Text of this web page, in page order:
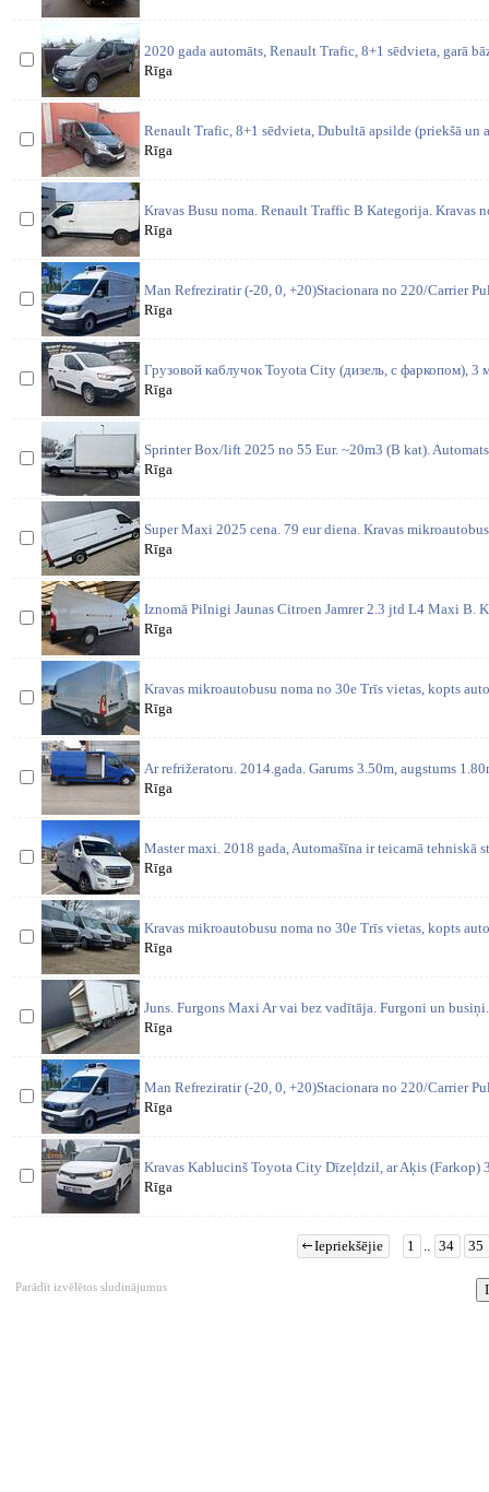
2020 gada automāts, Renault Trafic, 8+1 sēdvieta, garā
Rīga
Renault Trafic, 8+1 sēdvieta, Dubultā apsilde (priekšā un
Rīga
Kravas Busu noma. Renault Traffic B Kategorija. Kravas
Rīga
Man Refreziratir (-20, 0, +20)Stacionara no 220/Carrier
Rīga
Грузовой каблучок Toyota City (дизель, с фаркопом), 3
Rīga
Sprinter Box/lift 2025 no 55 Eur. ~20m3 (B kat).
Rīga
Super Maxi 2025 cena. 79 eur diena. Kravas
Rīga
Iznomā Pilnigi Jaunas Citroen Jamrer 2.3 jtd L4 Maxi B.
Rīga
Kravas mikroautobusu noma no 30e Trīs vietas, kopts
Rīga
Ar refrižeratoru. 2014.gada. Garums 3.50m, augstums
Rīga
Master maxi. 2018 gada, Automašīna ir teicamā tehniskā
Rīga
Kravas mikroautobusu noma no 30e Trīs vietas, kopts
Rīga
Juns. Furgons Maxi Ar vai bez vadītāja. Furgoni un
Rīga
Man Refreziratir (-20, 0, +20)Stacionara no 220/Carrier
Rīga
Kravas Kablucinš Toyota City Dīzeļdzil, ar Aķis (Farkop)
Rīga
Iepriekšējie 1 .. 34 35
Parādīt izvēlētos sludinājumus